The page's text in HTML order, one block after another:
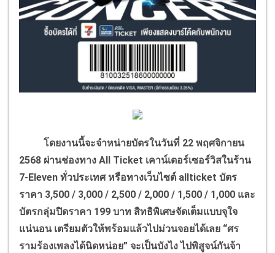
โดยงานนี้จะจำหน่ายบัตรในวันที่ 22 พฤศจิกายน
2568 ผ่านช่องทาง All Ticket เคาน์เตอร์เซอร์วิสในร้าน
7-Eleven ทั่วประเทศ หรือทางเว็บไซต์ allticket บัตร
ราคา 3,500 / 3,000 / 2,500 / 2,000 / 1,500 / 1,000 และ
บัตรกลุ่มปิดราคา 199 บาท สิทธิพิเศษจัดเต็มแบบจุใจ
แน่นอน เตรียมตัวให้พร้อมแล้วไปม่วนจอยได้เลย “ศร
รามร้องเพลงได้นิดหน่อย” จะเป็นบังไง ไปพิสูจน์กันจ้า